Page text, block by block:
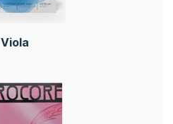
Viola